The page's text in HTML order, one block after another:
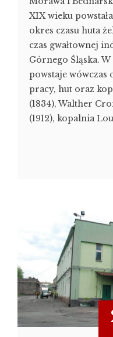
XIX wieku
okres czasu huta
czas gwałtownej
Górnego Śląska.
powstaje wówczas
pracy, hut oraz
(1834), Walther
(1912), kopalnia